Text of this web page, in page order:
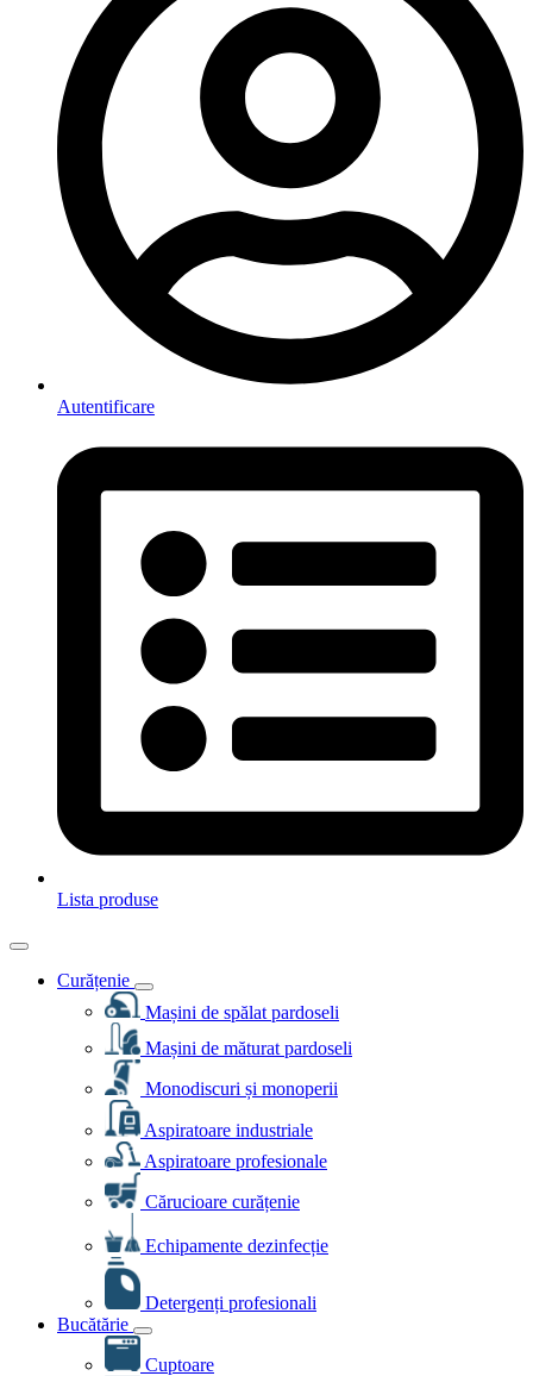
Autentificare
Lista produse
Curățenie
Mașini de spălat pardoseli
Mașini de măturat pardoseli
Monodiscuri și monoperii
Aspiratoare industriale
Aspiratoare profesionale
Cărucioare curățenie
Echipamente dezinfecție
Detergenți profesionali
Bucătărie
Cuptoare